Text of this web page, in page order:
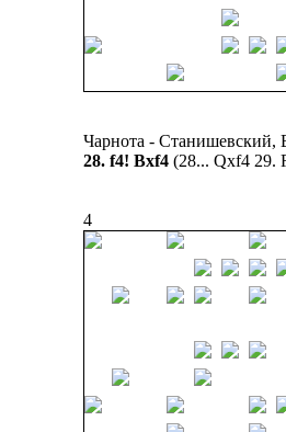
Чарнота - Станишевский,
28. f4! Bxf4 (28... Qxf4 29.
4